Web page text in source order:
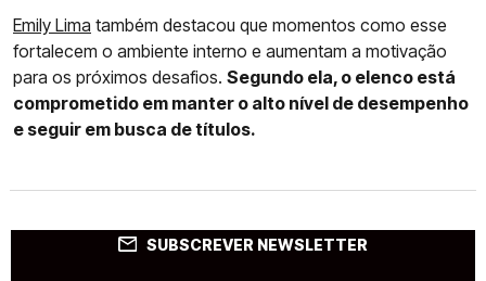
Emily Lima também destacou que momentos como esse
fortalecem o ambiente interno e aumentam a motivação
para os próximos desafios. Segundo ela, o elenco está
comprometido em manter o alto nível de desempenho
e seguir em busca de títulos.
SUBSCREVER NEWSLETTER